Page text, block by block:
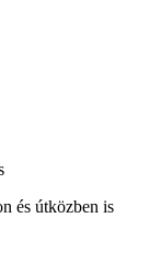
és útközben is